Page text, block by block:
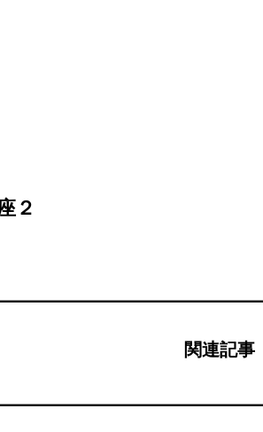
２
関連記事